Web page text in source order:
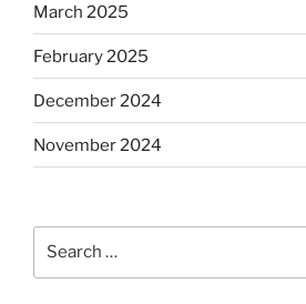
March 2025
February 2025
December 2024
November 2024